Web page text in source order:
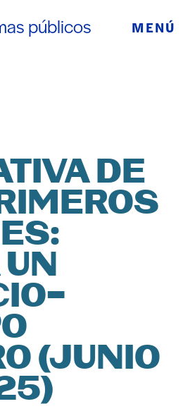
públicos MENÚ
DE
(JUNIO